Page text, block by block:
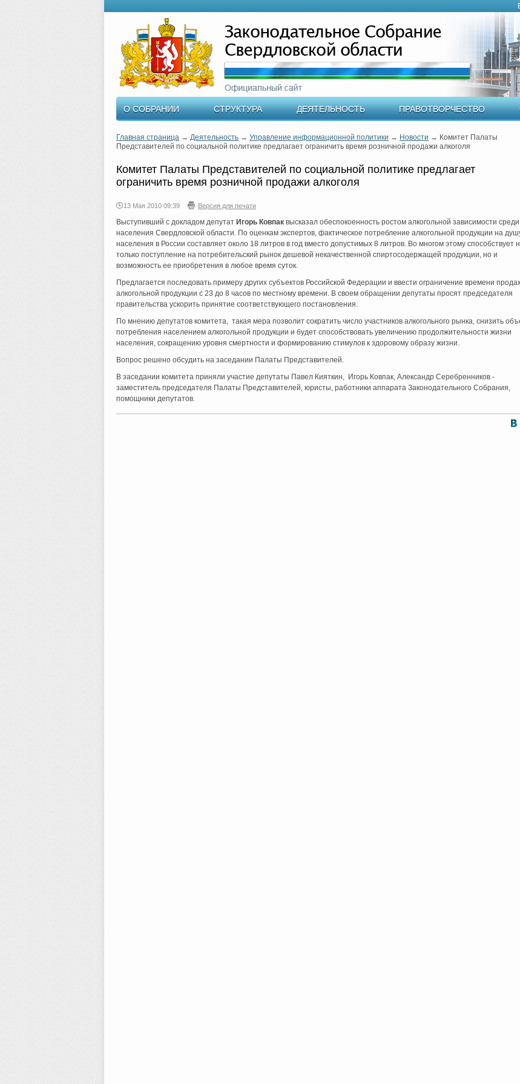
О СОБРАНИИ СТРУКТУРА ДЕЯТЕЛЬНОСТЬ ПРАВОТВОРЧЕСТВО
Главная страница → Деятельность → Управление информационной политики → Новости → Комитет Палаты
Представителей по социальной политике предлагает ограничить время розничной продажи алкоголя
Комитет Палаты Представителей по социальной политике предлагает
ограничить время розничной продажи алкоголя
13 Мая 2010 09:39 Версия для печати
Выступивший с докладом депутат Игорь Ковпак высказал обеспокоенность ростом алкогольной зависимости среди
населения Свердловской области. По оценкам экспертов, фактическое потребление алкогольной продукции на
населения в России составляет около 18 литров в год вместо допустимых 8 литров. Во многом этому способствует
только поступление на потребительский рынок дешевой некачественной спиртосодержащей продукции, но и
возможность ее приобретения в любое время суток.
Предлагается последовать примеру других субъектов Российской Федерации и ввести ограничение времени
алкогольной продукции с 23 до 8 часов по местному времени. В своем обращении депутаты просят председателя
правительства ускорить принятие соответствующего постановления.
По мнению депутатов комитета, такая мера позволит сократить число участников алкогольного рынка, снизить
потребления населением алкогольной продукции и будет способствовать увеличению продолжительности жизни
населения, сокращению уровня смертности и формированию стимулов к здоровому образу жизни.
Вопрос решено обсудить на заседании Палаты Представителей.
В заседании комитета приняли участие депутаты Павел Кияткин, Игорь Ковпак, Александр Серебренников -
заместитель председателя Палаты Представителей, юристы, работники аппарата Законодательного Собрания,
помощники депутатов.